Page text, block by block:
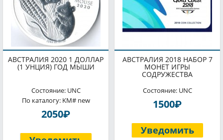
АВСТРАЛИЯ 2020 1 ДОЛЛАР
(1 УНЦИЯ) ГОД МЫШИ
Состояние: UNC
По каталогу: KM# new
2050P
АВСТРАЛИЯ 2018 НАБОР 7
МОНЕТ ИГРЫ
СОДРУЖЕСТВА
Состояние: UNC
1500P
Уведомить